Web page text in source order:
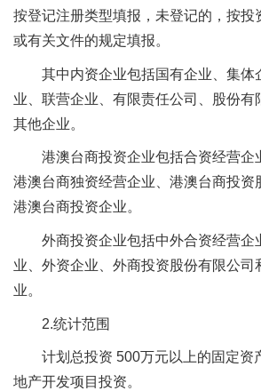
按登记注册类型填报，未登记的，按投
或有关文件的规定填报。
其中内资企业包括国有企业、集体
业、联营企业、有限责任公司、股份有
其他企业。
港澳台商投资企业包括合资经营企
港澳台商独资经营企业、港澳台商投资
港澳台商投资企业。
外商投资企业包括中外合资经营企
业、外资企业、外商投资股份有限公司
业。
2.统计范围
计划总投资 500万元以上的固定资
地产开发项目投资。